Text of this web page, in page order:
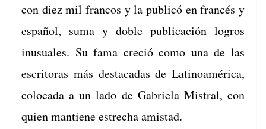
con diez mil fran­cos y la pub­licó en francés y
español, suma y doble pub­li­cación logros
inusuales. Su fama cre­ció como una de las
escritoras más desta­cadas de Lati­noaméri­ca,
colo­ca­da a un lado de Gabriela Mis­tral, con
quien mantiene estrecha amistad.